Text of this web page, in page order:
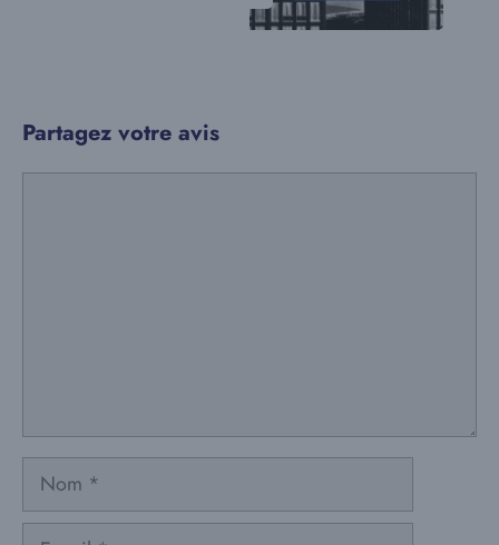
Partagez votre avis
Nom